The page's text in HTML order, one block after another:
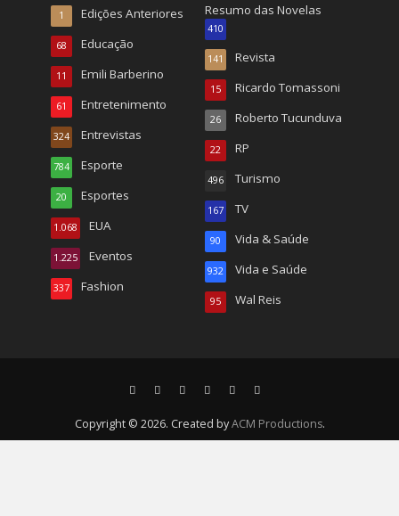
Edições Anteriores
1
Educação
68
Emili Barberino
11
Entretenimento
61
Entrevistas
324
Esporte
784
Esportes
20
EUA
1.068
Eventos
1.225
Fashion
337
Resumo das Novelas
410
Revista
141
Ricardo Tomassoni
15
Roberto Tucunduva
26
RP
22
Turismo
496
TV
167
Vida & Saúde
90
Vida e Saúde
932
Wal Reis
95
Copyright © 2026. Created byACM Productions.